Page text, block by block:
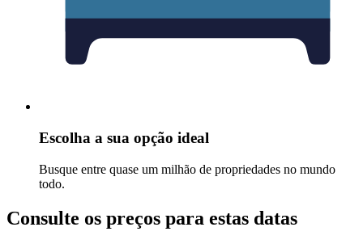
Escolha a sua opção ideal
Busque entre quase um milhão de propriedades no mundo
todo.
Consulte os preços para estas datas